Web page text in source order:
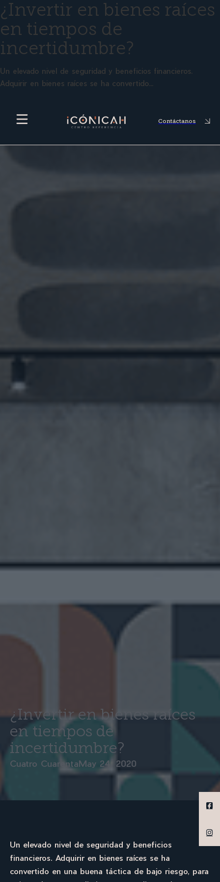
¿Invertir en bienes raíces
en tiempos de
incertidumbre?
Un elevado nivel de seguridad y beneficios financieros.
Adquirir en bienes raíces se ha convertido…
Contáctanos
¿Invertir en bienes raíces
en tiempos de
incertidumbre?
Cuatro CuarentaMay 24, 2020
Un elevado nivel de seguridad y beneficios
financieros. Adquirir en bienes raíces se ha
convertido en una buena táctica de bajo riesgo, para